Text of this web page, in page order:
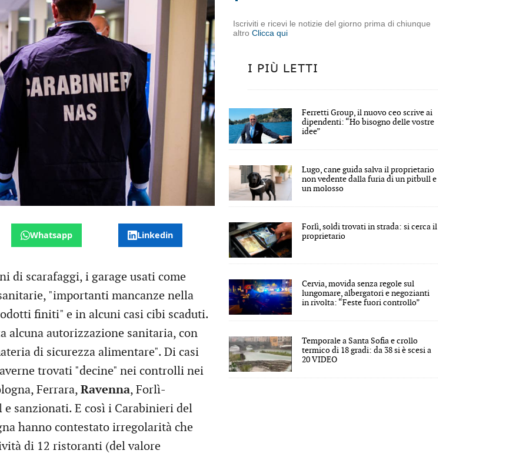
Whatsapp Linkedin
di scarafaggi, i garage usati come
"importanti mancanze nella
finiti" e in alcuni casi cibi scaduti.
alcuna autorizzazione sanitaria, con
di sicurezza alimentare". Di casi
trovati "decine" nei controlli nei
Ferrara, Ravenna, Forlì-
sanzionati. E così i Carabinieri del
hanno contestato irregolarità che
di 12 ristoranti (del valore
Iscriviti e ricevi le notizie del giorno prima di chiunque
altroClicca qui
I PIÙ LETTI
Ferretti Group, il nuovo ceo scrive ai
dipendenti: “Ho bisogno delle vostre
idee”
Lugo, cane guida salva il proprietario
non vedente dalla furia di un pitbull e
un molosso
Forlì, soldi trovati in strada: si cerca il
proprietario
Cervia, movida senza regole sul
lungomare, albergatori e negozianti
in rivolta: “Feste fuori controllo”
Temporale a Santa Sofia e crollo
termico di 18 gradi: da 38 si è scesi a
20 VIDEO